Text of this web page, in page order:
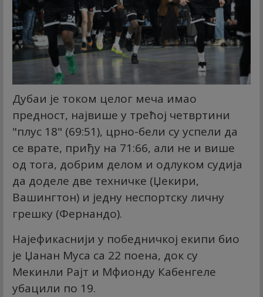
Дубаи је током целог меча имао
предност, највише у трећој четвртини
"плус 18" (69:51), црно-бели су успели да
се врате, приђу на 71:66, али не и више
од тога, добрим делом и одлуком судија
да доделе две техничке (Џекири,
Вашингтон) и једну неспортску личну
грешку (Фернандо).
Најефикаснији у победничкој екипи био
је Џанан Муса са 22 поена, док су
Мекинли Рајт и Мфионду Кабенгеле
убацили по 19.